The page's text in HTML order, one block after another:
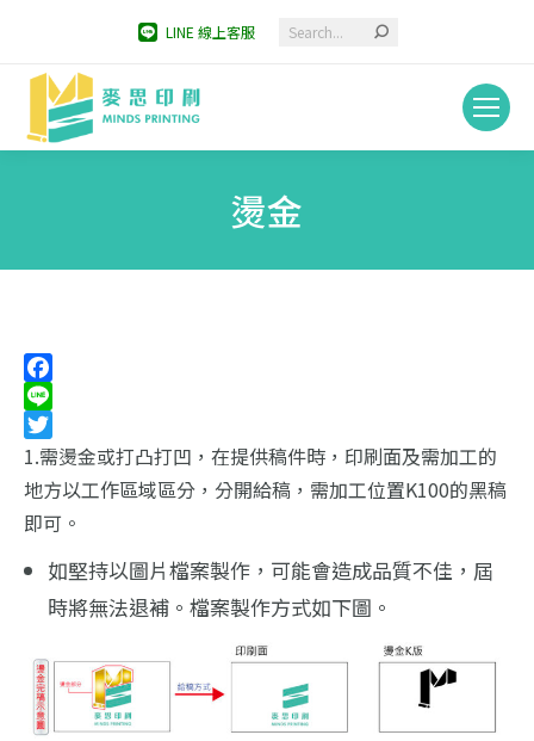
LINE 線上客服 Search:
燙金
Facebook
Line
Twitter
1.需燙金或打凸打凹，在提供稿件時，印刷面及需加工的
地方以工作區域區分，分開給稿，需加工位置K100的黑稿
即可。
如堅持以圖片檔案製作，可能會造成品質不佳，屆
時將無法退補。檔案製作方式如下圖。